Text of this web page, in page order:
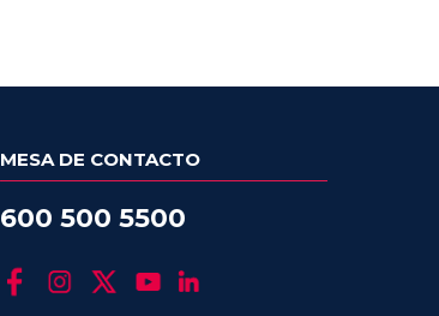
MESA DE CONTACTO
600 500 5500